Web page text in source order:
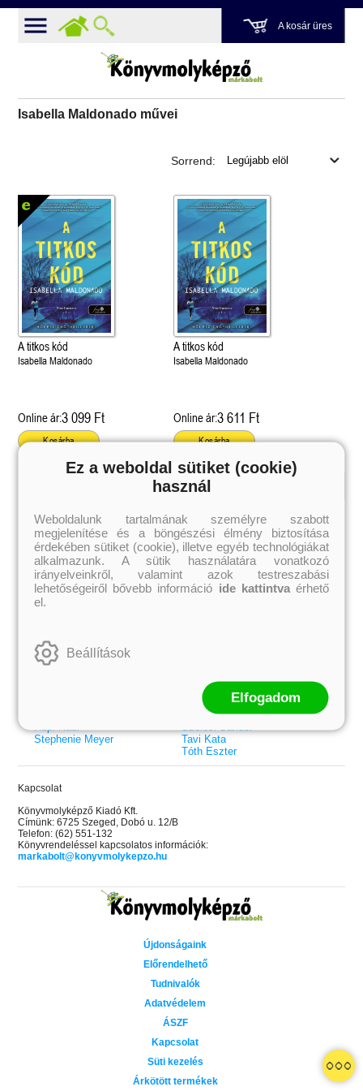
A kosár üres
Isabella Maldonado művei
Grace and Glory - Kegyelem és
dicsőség (Az Előhírnök-trilógia
Különleges éldekorált kiadás!
Bad Girl Reputation
lány (Avalon Bay 2.)
Elle Kennedy
Sorrend:
A titkos kód
Isabella Maldonado
Online ár:3 099 Ft
Kosárba
A titkos kód
Isabella Maldonado
Online ár:3 611 Ft
Kosárba
Külföldiek
Brigid Kemmerer
Cassandra Clare
Colleen Hoover
Elle Kennedy
Erin Watt
Holly Webb
Jenny Han
Leigh Bardugo
Maggie Stiefvater
Rupi Kaur
Stephenie Meyer
Magyarok
Ashley Carrigan
Benina
Bessenyei Gábor
Bodor Attila
Böszörményi Gyula
Rácz-Stefán Tibor
Róbert Katalin
Spirit Bliss
Szélesi Sándor
Tavi Kata
Tóth Eszter
Kapcsolat
Könyvmolyképző Kiadó Kft.
Címünk: 6725 Szeged, Dobó u. 12/B
Telefon: (62) 551-132
Könyvrendeléssel kapcsolatos információk:
markabolt@konyvmolykepzo.hu
Újdonságaink
Előrendelhető
Tudnivalók
Adatvédelem
ÁSZF
Kapcsolat
Süti kezelés
Árkötött termékek
Ez a weboldal sütiket (cookie)
használ
Weboldalunk tartalmának személyre szabott
megjelenítése és a böngészési élmény biztosítása
érdekében sütiket (cookie), illetve egyéb technológiákat
alkalmazunk. A sütik használatára vonatkozó
irányelveinkről, valamint azok testreszabási
lehetőségeiről bővebb információ ide kattintvaérhető
el.
Beállítások
Elfogadom